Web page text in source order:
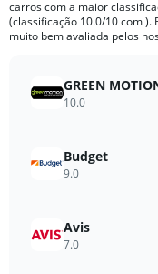
chart
has
axis
displaying
to
carros com a maior
(classificação 10.0/10 com ).
muito bem avaliada pelos
GREEN
10.0
Budget
9.0
Avis
7.0